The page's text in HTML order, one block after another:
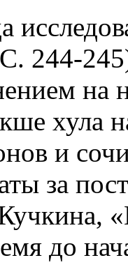
244-
на
хула
и
за
до